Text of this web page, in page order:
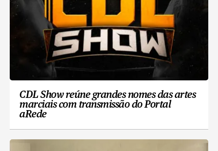
CDL Show reúne grandes nomes das artes
marciais com transmissão do Portal
aRede